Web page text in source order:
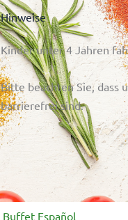
Hinweise
Kinder unter 4 Jahren
Bitte beachten Sie, dass
barrierefrei sind.
Buffet Español